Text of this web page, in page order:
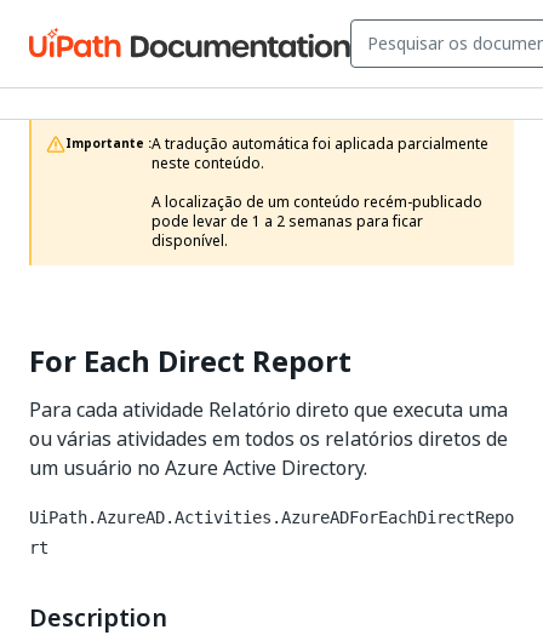
Importante :A tradução automática foi aplicada parcialmente
neste conteúdo.
A localização de um conteúdo recém-publicado
pode levar de 1 a 2 semanas para ficar
disponível.
For Each Direct Report
Para cada atividade Relatório direto que executa uma
ou várias atividades em todos os relatórios diretos de
um usuário no Azure Active Directory.
UiPath.AzureAD.Activities.AzureADForEachDirectRepo
rt
Description